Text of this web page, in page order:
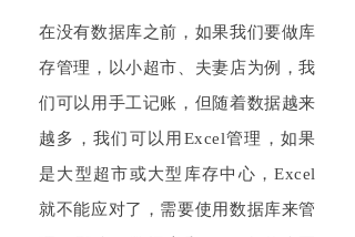
在没有数据库之前，如果我们要做库
存管理，以小超市、夫妻店为例，我
们可以用手工记账，但随着数据越来
越多，我们可以用Excel管理，如果
是大型超市或大型库存中心，Excel
就不能应对了，需要使用数据库来管